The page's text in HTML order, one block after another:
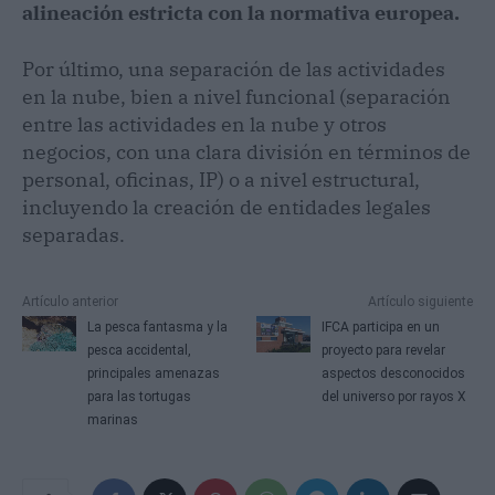
alineación estricta con la normativa europea.
Por último, una separación de las actividades
en la nube, bien a nivel funcional (separación
entre las actividades en la nube y otros
negocios, con una clara división en términos de
personal, oficinas, IP) o a nivel estructural,
incluyendo la creación de entidades legales
separadas.
Artículo anterior
La pesca fantasma y la
pesca accidental,
principales amenazas
para las tortugas
marinas
Artículo siguiente
IFCA participa en un
proyecto para revelar
aspectos desconocidos
del universo por rayos X